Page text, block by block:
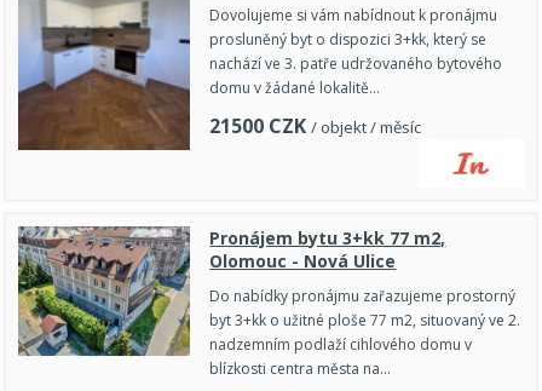
Dovolujeme si vám nabídnout k pronájmu
prosluněný byt o dispozici 3+kk, který se
nachází ve 3. patře udržovaného bytového
domu v žádané lokalitě…
21500 CZK / objekt / měsíc
Pronájem bytu 3+kk 77 m2,
Olomouc - Nová Ulice
Do nabídky pronájmu zařazujeme prostorný
byt 3+kk o užitné ploše 77 m2, situovaný ve 2.
nadzemním podlaží cihlového domu v
blízkosti centra města na…